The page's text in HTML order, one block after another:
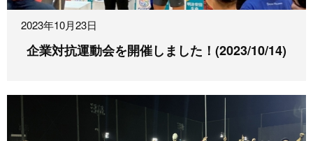
2023年10月23日
企業対抗運動会を開催しました！(2023/10/14)